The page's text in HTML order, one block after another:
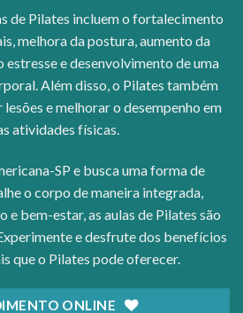
de Pilates incluem o fortalecimento
melhora da postura, aumento da
e desenvolvimento de uma
Além disso, o Pilates também
e melhorar o desempenho em
atividades físicas.
SP e busca uma forma de
o corpo de maneira integrada,
bem-estar, as aulas de Pilates são
e desfrute dos benefícios
que o Pilates pode oferecer.
ONLINE